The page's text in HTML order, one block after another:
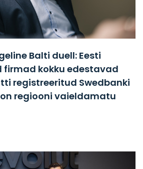
Balti duell: Eesti
kokku edestavad
registreeritud Swedbanki
regiooni vaieldamatu